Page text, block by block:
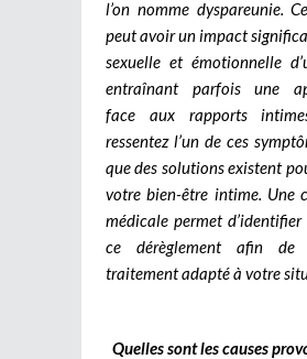
l’on nomme dyspareunie.
peut avoir un impact
sexuelle et émotionnelle
entraînant parfois une
face aux rapports
ressentez l’un de ces
que des solutions existent
votre bien-être intime. Une
médicale permet
ce dérèglement afin de
traitement adapté à votre
Quelles sont les causes